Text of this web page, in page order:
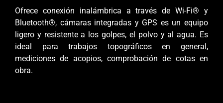
Ofrece conexión inalámbrica a través de Wi-Fi® y
Bluetooth®, cámaras integradas y GPS es un equipo
ligero y resistente a los golpes, el polvo y al agua. Es
ideal para trabajos topográficos en general,
mediciones de acopios, comprobación de cotas en
obra.